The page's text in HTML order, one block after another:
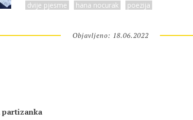
dvije pjesme hana nocurak poezija
Objavljeno: 18.06.2022